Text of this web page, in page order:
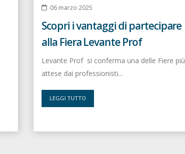
06 marzo 2025
Scopri i vantaggi di partecipare
alla Fiera Levante Prof
Levante Prof si conferma una delle Fiere più
attese dai professionisti...
LEGGI TUTTO